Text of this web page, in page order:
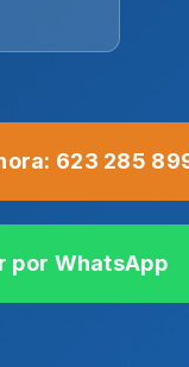
623 285
por WhatsApp